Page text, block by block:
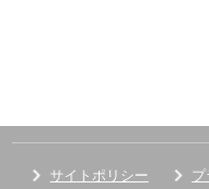
サイトポリシー